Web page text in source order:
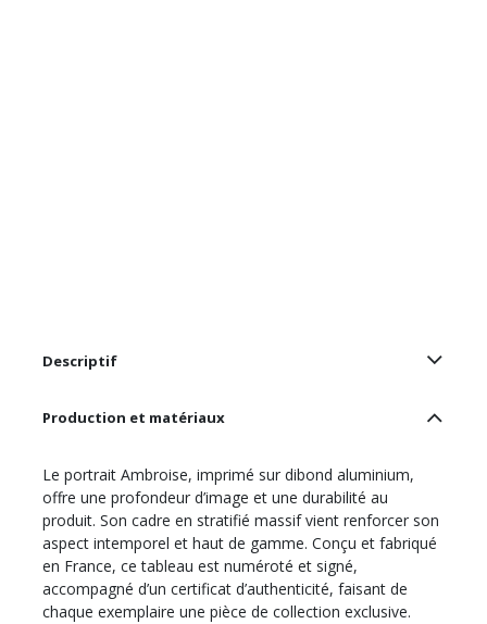
Descriptif
Production et matériaux
Le portrait Ambroise, imprimé sur dibond aluminium,
offre une profondeur d’image et une durabilité au
produit. Son cadre en stratifié massif vient renforcer son
aspect intemporel et haut de gamme. Conçu et fabriqué
en France, ce tableau est numéroté et signé,
accompagné d’un certificat d’authenticité, faisant de
chaque exemplaire une pièce de collection exclusive.